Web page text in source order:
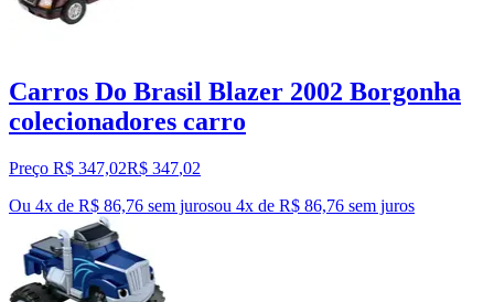
Carros Do Brasil Blazer 2002 Borgonha
colecionadores carro
Preço R$ 347,02R$ 347,02
Ou 4x de R$ 86,76 sem jurosou 4x de R$ 86,76 sem juros